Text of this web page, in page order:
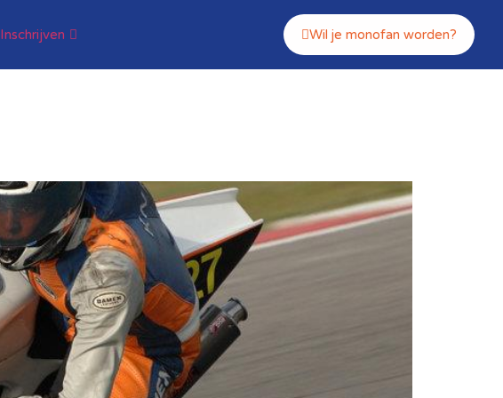
Inschrijven Wil je monofan worden?